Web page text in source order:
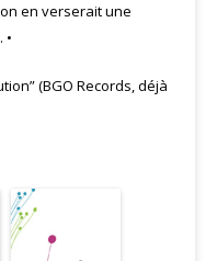
en verserait une
(BGO Records, déjà